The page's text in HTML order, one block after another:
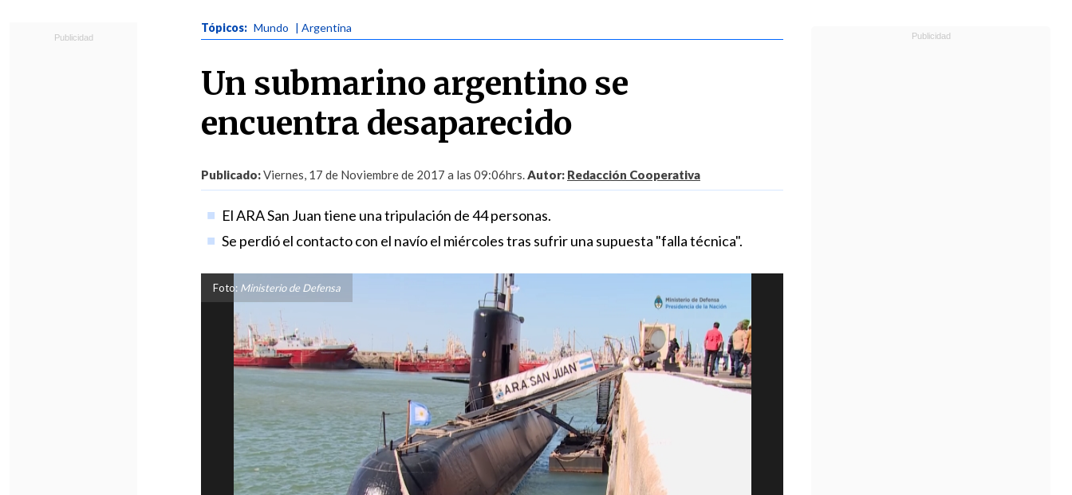
Tópicos: Mundo | Argentina
Un submarino argentino se
encuentra desaparecido
Publicado:Viernes, 17 de Noviembre de 2017 a las 09:06hrs.Autor: Redacción Cooperativa
El ARA San Juan tiene una tripulación de 44 personas.
Se perdió el contacto con el navío el miércoles tras sufrir una supuesta "falla técnica".
Foto: Ministerio de Defensa